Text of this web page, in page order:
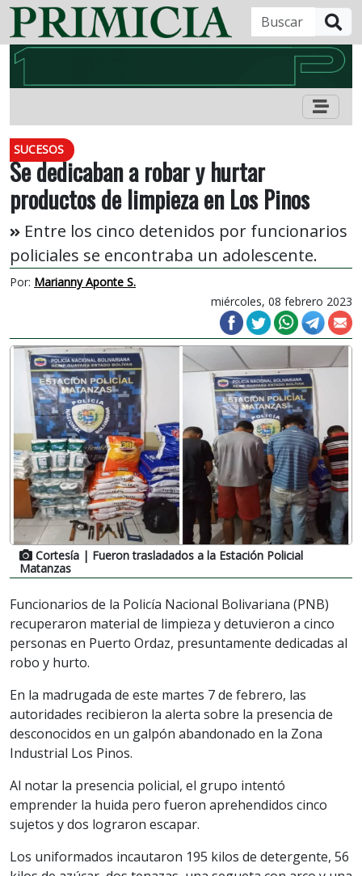
SUCESOS
Se dedicaban a robar y hurtar
productos de limpieza en Los Pinos
Entre los cinco detenidos por funcionarios
policiales se encontraba un adolescente.
Por: Marianny Aponte S.
miércoles, 08 febrero 2023
Cortesía | Fueron trasladados a la Estación Policial
Matanzas
Funcionarios de la Policía Nacional Bolivariana (PNB)
recuperaron material de limpieza y detuvieron a cinco
personas en Puerto Ordaz, presuntamente dedicadas al
robo y hurto.
En la madrugada de este martes 7 de febrero, las
autoridades recibieron la alerta sobre la presencia de
desconocidos en un galpón abandonado en la Zona
Industrial Los Pinos.
Al notar la presencia policial, el grupo intentó
emprender la huida pero fueron aprehendidos cinco
sujetos y dos lograron escapar.
Los uniformados incautaron 195 kilos de detergente, 56